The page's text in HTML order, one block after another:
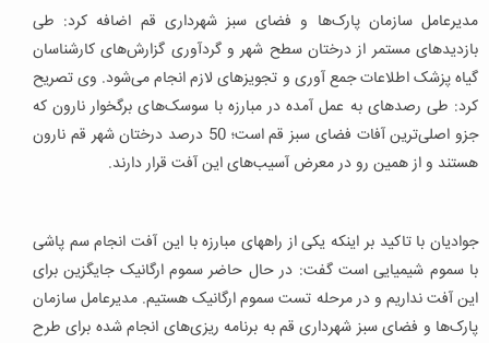
مدیرعامل سازمان پارک‌ها و فضای سبز شهرداری قم اضافه کرد: طی
بازدیدهای مستمر از درختان سطح شهر و گردآوری گزارش‌های کارشناسان
گیاه پزشک اطلاعات جمع آوری و تجویزهای لازم انجام می‌شود. وی تصریح
کرد: طی رصدهای به عمل آمده در مبارزه با سوسک‌های برگخوار نارون که
جزو اصلی‌ترین آفات فضای سبز قم است؛ 50 درصد درختان شهر قم نارون
هستند و از همین رو در معرض آسیب‌های این آفت قرار دارند.
جوادیان با تاکید بر اینکه یکی از راههای مبارزه با این آفت انجام سم پاشی
با سموم شیمیایی است گفت: در حال حاضر سموم ارگانیک جایگزین برای
این آفت نداریم و در مرحله تست سموم ارگانیک هستیم. مدیرعامل سازمان
پارک‌ها و فضای سبز شهرداری قم به برنامه ریزی‌های انجام شده برای طرح